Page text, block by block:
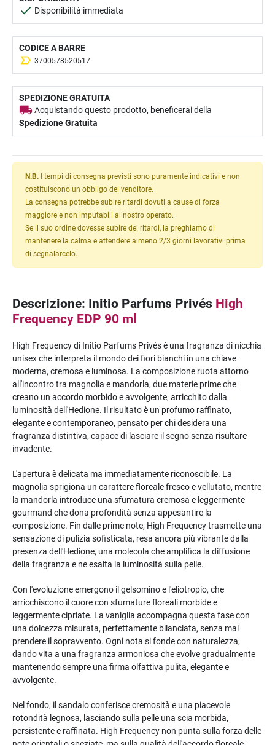
Disponibilità immediata
CODICE A BARRE
3700578520517
SPEDIZIONE GRATUITA
Acquistando questo prodotto, beneficerai della
Spedizione Gratuita
N.B. I tempi di consegna previsti sono puramente indicativi e non
costituiscono un obbligo del venditore.
La consegna potrebbe subire ritardi dovuti a cause di forza
maggiore e non imputabili al nostro operato.
Se il suo ordine dovesse subire dei ritardi, la preghiamo di
mantenere la calma e attendere almeno 2/3 giorni lavorativi prima
di segnalarcelo.
Descrizione: Initio Parfums Privés High
Frequency EDP 90 ml
High Frequency di Initio Parfums Privés è una fragranza di nicchia
unisex che interpreta il mondo dei fiori bianchi in una chiave
moderna, cremosa e luminosa. La composizione ruota attorno
all'incontro tra magnolia e mandorla, due materie prime che
creano un accordo morbido e avvolgente, arricchito dalla
luminosità dell'Hedione. Il risultato è un profumo raffinato,
elegante e contemporaneo, pensato per chi desidera una
fragranza distintiva, capace di lasciare il segno senza risultare
invadente.
L'apertura è delicata ma immediatamente riconoscibile. La
magnolia sprigiona un carattere floreale fresco e vellutato, mentre
la mandorla introduce una sfumatura cremosa e leggermente
gourmand che dona profondità senza appesantire la
composizione. Fin dalle prime note, High Frequency trasmette una
sensazione di pulizia sofisticata, resa ancora più vibrante dalla
presenza dell'Hedione, una molecola che amplifica la diffusione
della fragranza e ne esalta la luminosità sulla pelle.
Con l'evoluzione emergono il gelsomino e l'eliotropio, che
arricchiscono il cuore con sfumature floreali morbide e
leggermente cipriate. La vaniglia accompagna questa fase con
una dolcezza misurata, perfettamente bilanciata, senza mai
prendere il sopravvento. Ogni nota si fonde con naturalezza,
dando vita a una fragranza armoniosa che evolve gradualmente
mantenendo sempre una firma olfattiva pulita, elegante e
avvolgente.
Nel fondo, il sandalo conferisce cremosità e una piacevole
rotondità legnosa, lasciando sulla pelle una scia morbida,
persistente e raffinata. High Frequency non punta sulla forza delle